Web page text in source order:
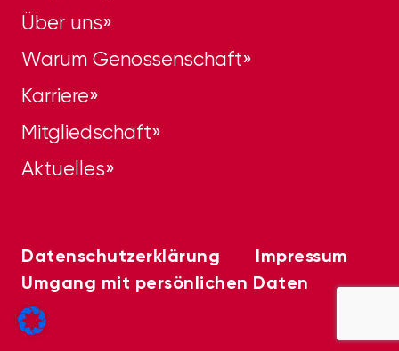
Über uns
Warum Genossenschaft
Karriere
Mitgliedschaft
Aktuelles
Datenschutzerklärung
Impressum
Umgang mit persönlichen Daten